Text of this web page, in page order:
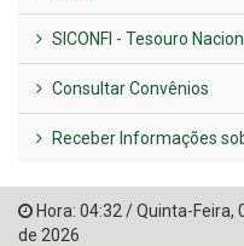
SICONFI - Tesouro
Consultar Convênios
Receber Informações
Hora: 04:32 /Quinta-Feira,
de 2026